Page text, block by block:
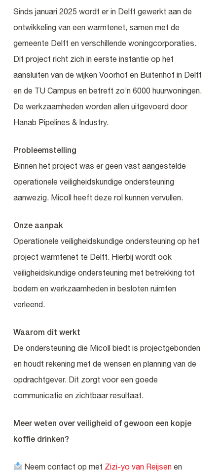
Sinds januari 2025 wordt er in Delft gewerkt aan de
ontwikkeling van een warmtenet, samen met de
gemeente Delft en verschillende woningcorporaties.
Dit project richt zich in eerste instantie op het
aansluiten van de wijken Voorhof en Buitenhof in Delft
en de TU Campus en betreft zo’n 6000 huurwoningen.
De werkzaamheden worden allen uitgevoerd door
Hanab Pipelines & Industry.
Probleemstelling
Binnen het project was er geen vast aangestelde
operationele veiligheidskundige ondersteuning
aanwezig. Micoll heeft deze rol kunnen vervullen.
Onze aanpak
Operationele veiligheidskundige ondersteuning op het
project warmtenet te Delft. Hierbij wordt ook
veiligheidskundige ondersteuning met betrekking tot
bodem en werkzaamheden in besloten ruimten
verleend.
Waarom dit werkt
De ondersteuning die Micoll biedt is projectgebonden
en houdt rekening met de wensen en planning van de
opdrachtgever. Dit zorgt voor een goede
communicatie en zichtbaar resultaat.
Meer weten over veiligheid of gewoon een kopje
koffie drinken?
Neem contact op met Zizi-yo van Reijsen en